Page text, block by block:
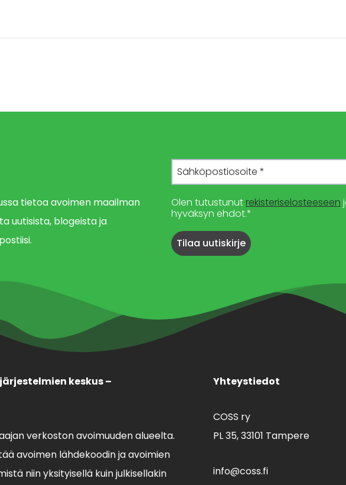
tietoa avoimen maailman
uutisista, blogeista ja
Olen tutustunut rekisteriselosteeseen
hyväksyn ehdot.*
keskus –
verkoston avoimuuden alueelta.
avoimen lähdekoodin ja avoimien
niin yksityisellä kuin julkisellakin
Yhteystiedot
COSS ry
PL 35,33101 Tampere
info@coss.fi